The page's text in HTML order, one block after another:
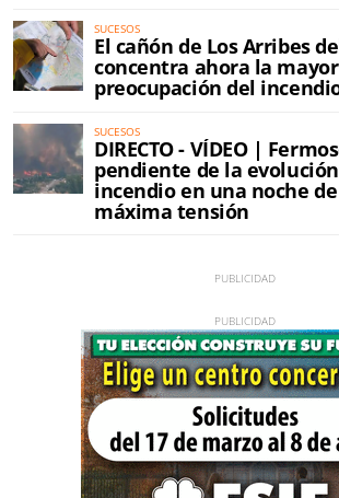
SUCESOS
El cañón de Los Arribes
concentra ahora la mayor
preocupación del
SUCESOS
DIRECTO - VÍDEO |
pendiente de la
incendio en una noche de
máxima tensión